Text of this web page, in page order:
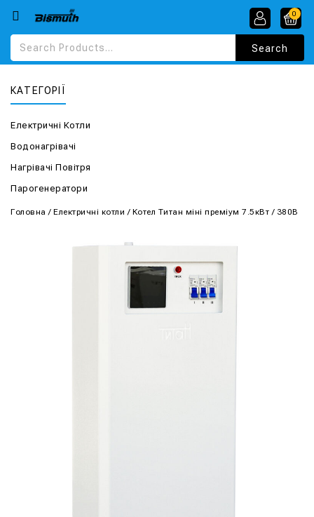
0
КАТЕГОРІЇ
Електричні Котли
Водонагрівачі
Нагрівачі Повітря
Парогенератори
Головна / Електричні котли / Котел Титан міні преміум 7.5кВт / 380В